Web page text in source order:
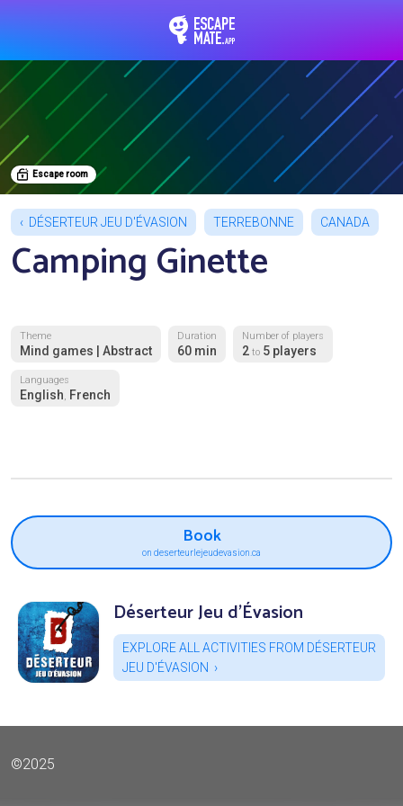
Escape room
DÉSERTEUR JEU D'ÉVASION TERREBONNE CANADA
Camping Ginette
Theme
Mind games | Abstract
Duration
60 min
Number of players
2 to 5 players
Languages
English, French
Book
on deserteurlejeudevasion.ca
Déserteur Jeu d'Évasion
EXPLORE ALL ACTIVITIES FROM DÉSERTEUR
JEU D'ÉVASION
©2025